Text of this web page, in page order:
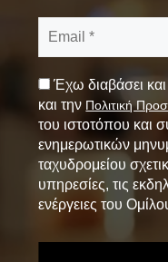
Έχω διαβάσει
και την Πολιτική
του ιστοτόπου και
ενημερωτικών
ταχυδρομείου
υπηρεσίες, τις
ενέργειες του